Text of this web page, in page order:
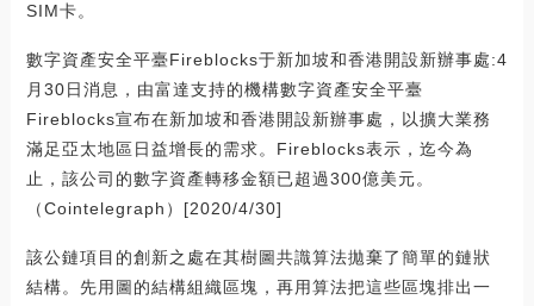
SIM卡。
數字資產安全平臺Fireblocks于新加坡和香港開設新辦事處:4
月30日消息，由富達支持的機構數字資產安全平臺
Fireblocks宣布在新加坡和香港開設新辦事處，以擴大業務
滿足亞太地區日益增長的需求。Fireblocks表示，迄今為
止，該公司的數字資產轉移金額已超過300億美元。
（Cointelegraph）[2020/4/30]
該公鏈項目的創新之處在其樹圖共識算法拋棄了簡單的鏈狀
結構。先用圖的結構組織區塊，再用算法把這些區塊排出一